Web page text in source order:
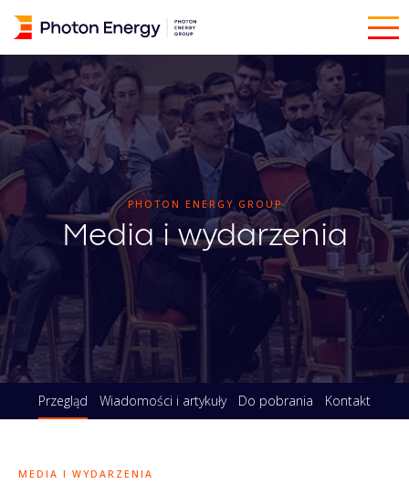
PHOTON ENERGY GROUP
Media i wydarzenia
Przegląd Wiadomości i artykuły Do pobrania Kontakt
MEDIA I WYDARZENIA